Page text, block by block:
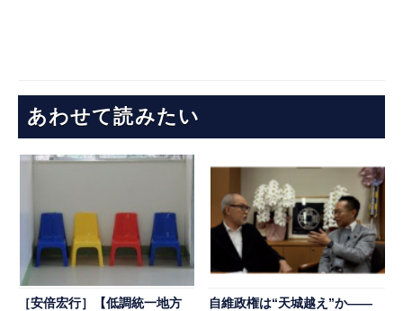
あわせて読みたい
［安倍宏行］【低調統一地方 自維政権は“天城越え”か――